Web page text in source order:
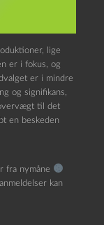
lige
er i fokus, og
er i mindre
og signifikans,
til det
en beskeden
fra nymåne
kan